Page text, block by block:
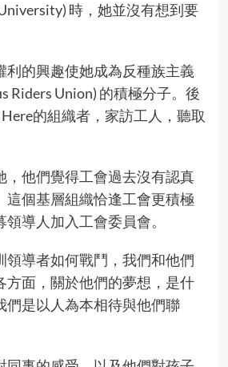
時，她並沒有想到要
利的興趣使她成為反種族主義
Riders Union) 的積極分子。後
的組織者，家訪工人，聽取
，他們覺得工會過去沒有認真
這個基層組織恰逢工會更積極
導人加入工會委員會。
領導者如何戰鬥，我們和他們
方面，關於他們的夢想，是什
們是以人為本相待與他們聯